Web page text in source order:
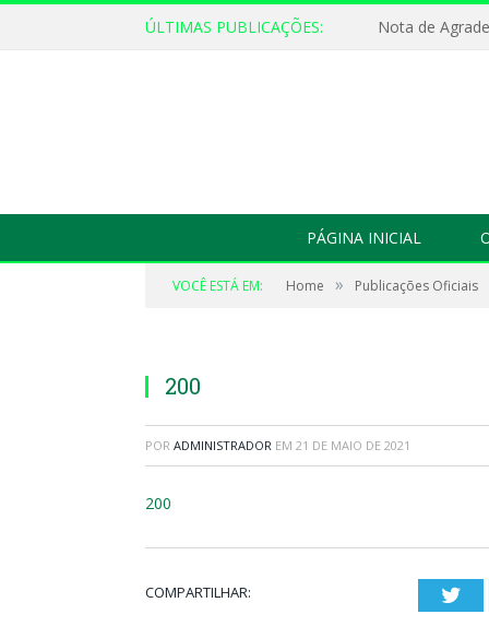
ÚLTIMAS PUBLICAÇÕES: Nota de
PÁGINA INICIAL
VOCÊ ESTÁ EM: Home » Publicações Oficiais
200
POR ADMINISTRADOR EM 21 DE MAIO DE 2021
200
COMPARTILHAR: